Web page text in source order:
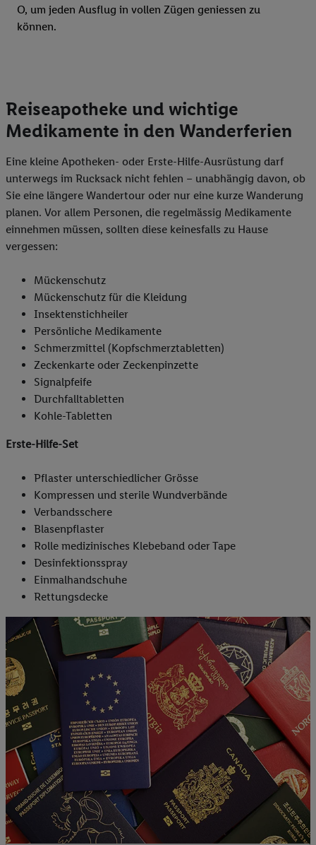
O, um jeden Ausflug in vollen Zügen geniessen zu
können.
Reiseapotheke und wichtige
Medikamente in den Wanderferien
Eine kleine Apotheken- oder Erste-Hilfe-Ausrüstung darf
unterwegs im Rucksack nicht fehlen – unabhängig davon, ob
Sie eine längere Wandertour oder nur eine kurze Wanderung
planen. Vor allem Personen, die regelmässig Medikamente
einnehmen müssen, sollten diese keinesfalls zu Hause
vergessen:
Mückenschutz
Mückenschutz für die Kleidung
Insektenstichheiler
Persönliche Medikamente
Schmerzmittel (Kopfschmerztabletten)
Zeckenkarte oder Zeckenpinzette
Signalpfeife
Durchfalltabletten
Kohle-Tabletten
Erste-Hilfe-Set
Pflaster unterschiedlicher Grösse
Kompressen und sterile Wundverbände
Verbandsschere
Blasenpflaster
Rolle medizinisches Klebeband oder Tape
Desinfektionsspray
Einmalhandschuhe
Rettungsdecke